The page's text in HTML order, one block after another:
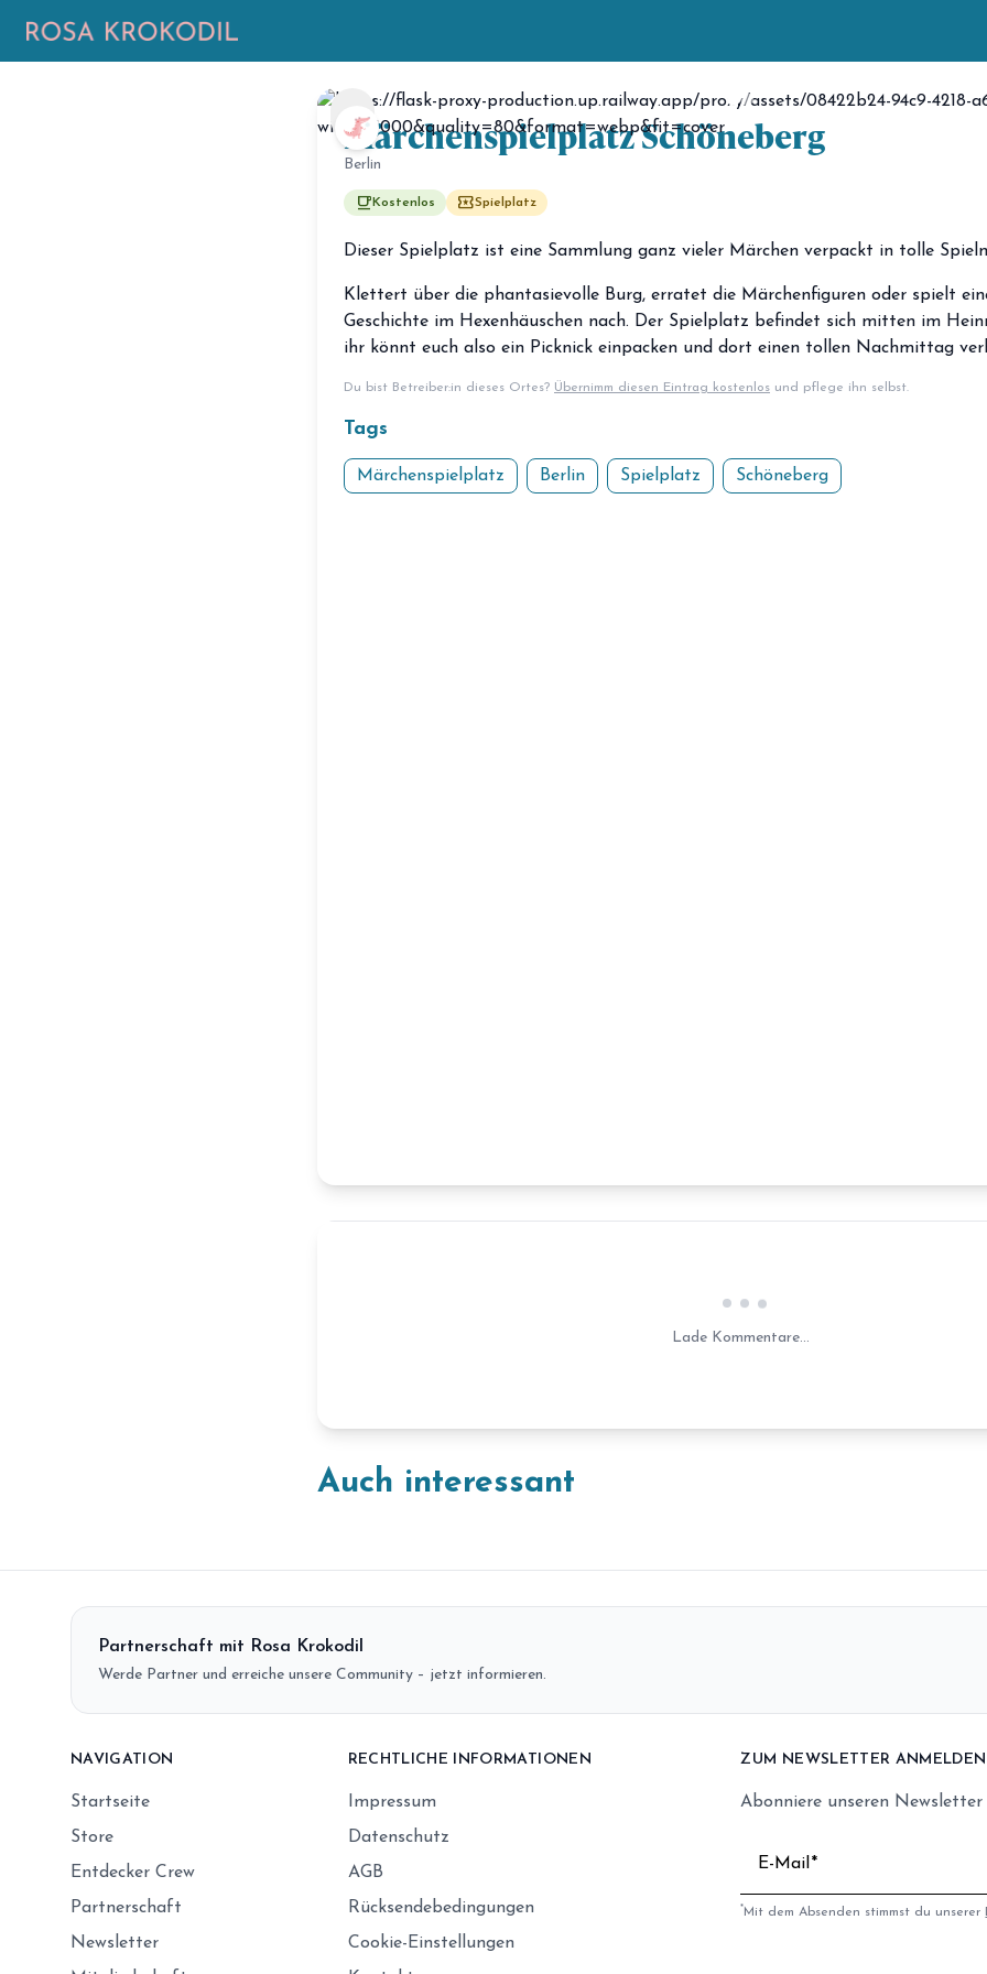
chevron_left
Märchenspielplatz Schöneberg
Berlin
free_breakfast Kostenlos local_playSpielplatz
Dieser Spielplatz ist eine Sammlung ganz vieler Märchen verpackt in tolle
Klettert über die phantasievolle Burg, erratet die Märchenfiguren oder spielt
Geschichte im Hexenhäuschen nach. Der Spielplatz befindet sich mitten im
ihr könnt euch also ein Picknick einpacken und dort einen tollen Nachmittag
Du bist Betreiber:in dieses Ortes? Übernimm diesen Eintrag kostenlos und pflege ihn selbst.
Tags
Märchenspielplatz Berlin Spielplatz Schöneberg
Lade Kommentare...
Auch interessant
Partnerschaft mit Rosa Krokodil
Werde Partner und erreiche unsere Community – jetzt informieren.
NAVIGATION
Startseite
Store
Entdecker Crew
Partnerschaft
Newsletter
RECHTLICHE INFORMATIONEN
Impressum
Datenschutz
AGB
Rücksendebedingungen
Cookie-Einstellungen
ZUM NEWSLETTER ANMELDEN
Abonniere unseren
E-Mail
*Mit dem Absenden stimmst du unserer